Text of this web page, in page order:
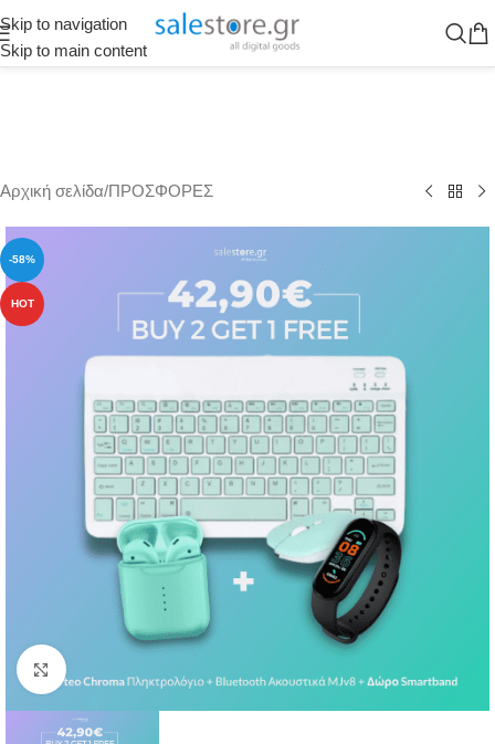
Skip to navigation
Skip to main content
Αρχική σελίδα/ΠΡΟΣΦΟΡΕΣ
-58%
HOT
Click to enlarge